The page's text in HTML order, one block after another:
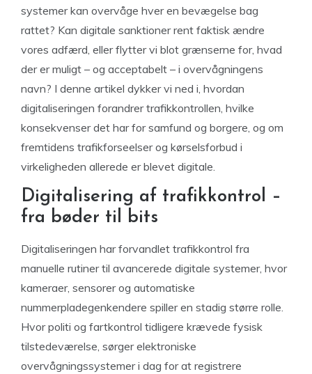
systemer kan overvåge hver en bevægelse bag
rattet? Kan digitale sanktioner rent faktisk ændre
vores adfærd, eller flytter vi blot grænserne for, hvad
der er muligt – og acceptabelt – i overvågningens
navn? I denne artikel dykker vi ned i, hvordan
digitaliseringen forandrer trafikkontrollen, hvilke
konsekvenser det har for samfund og borgere, og om
fremtidens trafikforseelser og kørselsforbud i
virkeligheden allerede er blevet digitale.
Digitalisering af trafikkontrol –
fra bøder til bits
Digitaliseringen har forvandlet trafikkontrol fra
manuelle rutiner til avancerede digitale systemer, hvor
kameraer, sensorer og automatiske
nummerpladegenkendere spiller en stadig større rolle.
Hvor politi og fartkontrol tidligere krævede fysisk
tilstedeværelse, sørger elektroniske
overvågningssystemer i dag for at registrere